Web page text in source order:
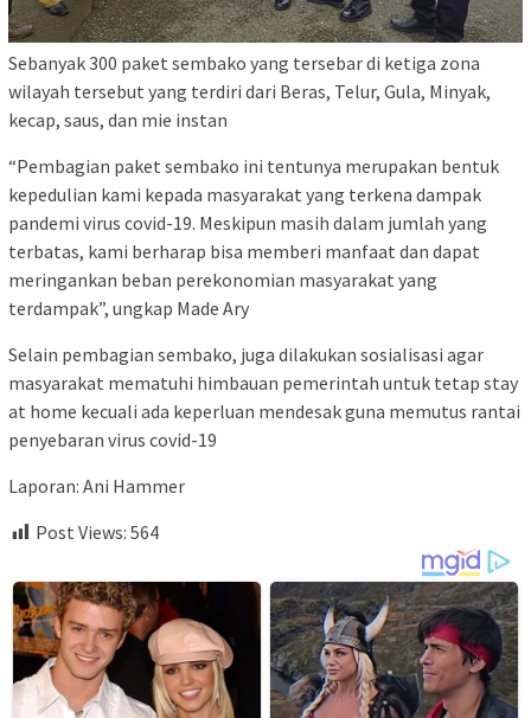
Sebanyak 300 paket sembako yang tersebar di ketiga zona
wilayah tersebut yang terdiri dari Beras, Telur, Gula, Minyak,
kecap, saus, dan mie instan
“Pembagian paket sembako ini tentunya merupakan bentuk
kepedulian kami kepada masyarakat yang terkena dampak
pandemi virus covid-19. Meskipun masih dalam jumlah yang
terbatas, kami berharap bisa memberi manfaat dan dapat
meringankan beban perekonomian masyarakat yang
terdampak”, ungkap Made Ary
Selain pembagian sembako, juga dilakukan sosialisasi agar
masyarakat mematuhi himbauan pemerintah untuk tetap stay
at home kecuali ada keperluan mendesak guna memutus rantai
penyebaran virus covid-19
Laporan: Ani Hammer
Post Views: 564